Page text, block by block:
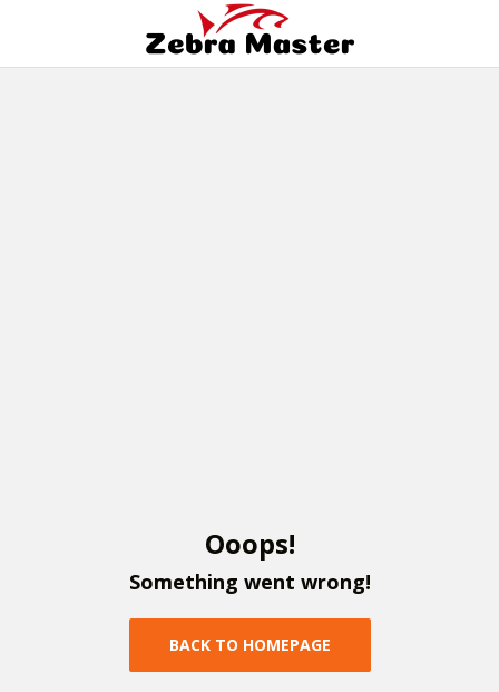
Ooops!
Something went wrong!
BACK TO HOMEPAGE